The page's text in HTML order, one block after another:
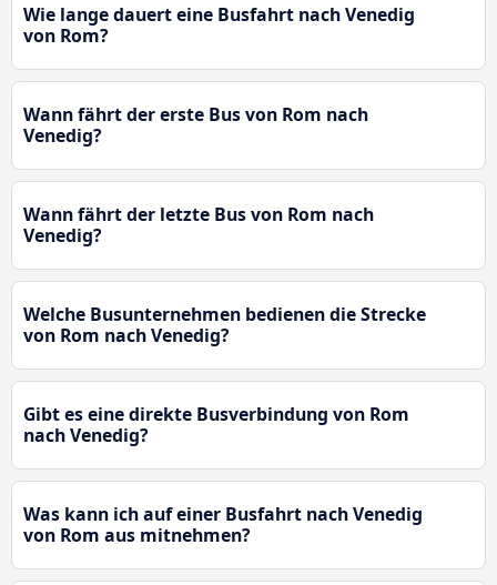
Wie lange dauert eine Busfahrt nach Venedig
von Rom?
Wann fährt der erste Bus von Rom nach
Venedig?
Wann fährt der letzte Bus von Rom nach
Venedig?
Welche Busunternehmen bedienen die Strecke
von Rom nach Venedig?
Gibt es eine direkte Busverbindung von Rom
nach Venedig?
Was kann ich auf einer Busfahrt nach Venedig
von Rom aus mitnehmen?